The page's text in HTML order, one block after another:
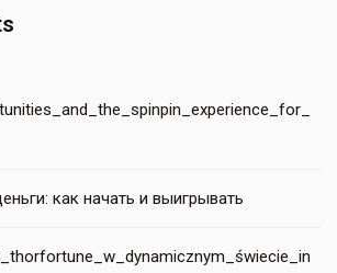
как начать и выигрывать